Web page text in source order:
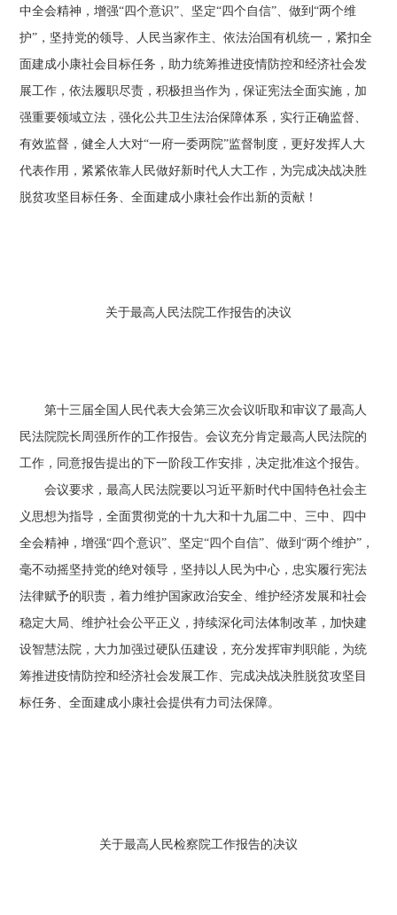
中全会精神，增强“四个意识”、坚定“四个自信”、做到“两个维
护”，坚持党的领导、人民当家作主、依法治国有机统一，紧扣全
面建成小康社会目标任务，助力统筹推进疫情防控和经济社会发
展工作，依法履职尽责，积极担当作为，保证宪法全面实施，加
强重要领域立法，强化公共卫生法治保障体系，实行正确监督、
有效监督，健全人大对“一府一委两院”监督制度，更好发挥人大
代表作用，紧紧依靠人民做好新时代人大工作，为完成决战决胜
脱贫攻坚目标任务、全面建成小康社会作出新的贡献！
关于最高人民法院工作报告的决议
第十三届全国人民代表大会第三次会议听取和审议了最高人
民法院院长周强所作的工作报告。会议充分肯定最高人民法院的
工作，同意报告提出的下一阶段工作安排，决定批准这个报告。
会议要求，最高人民法院要以习近平新时代中国特色社会主
义思想为指导，全面贯彻党的十九大和十九届二中、三中、四中
全会精神，增强“四个意识”、坚定“四个自信”、做到“两个维护”，
毫不动摇坚持党的绝对领导，坚持以人民为中心，忠实履行宪法
法律赋予的职责，着力维护国家政治安全、维护经济发展和社会
稳定大局、维护社会公平正义，持续深化司法体制改革，加快建
设智慧法院，大力加强过硬队伍建设，充分发挥审判职能，为统
筹推进疫情防控和经济社会发展工作、完成决战决胜脱贫攻坚目
标任务、全面建成小康社会提供有力司法保障。
关于最高人民检察院工作报告的决议